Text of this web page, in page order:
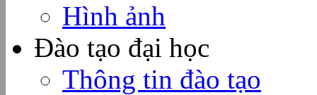
Hình ảnh
Đào tạo đại học
Thông tin đào tạo